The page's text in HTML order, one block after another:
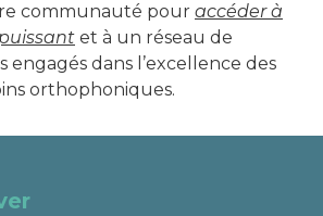
communauté pour accéder à
et à un réseau de
engagés dans l’excellence des
orthophoniques.